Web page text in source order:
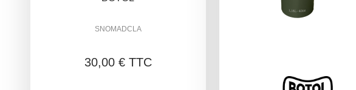
SNOMADCLA
30,00 € TTC